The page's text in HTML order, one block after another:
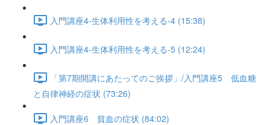
入門講座4-生体利用性を考える-4 (15:38)
入門講座4-生体利用性を考える-5 (12:24)
「第7期開講にあたってのご挨拶」/入門講座5 低血糖
と自律神経の症状 (73:26)
入門講座6 貧血の症状 (84:02)